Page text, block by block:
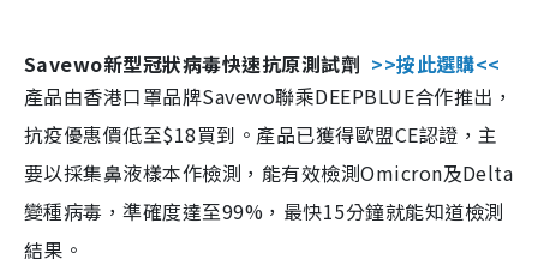
Savewo新型冠狀病毒快速抗原測試劑 >>按此選購<<
產品由香港口罩品牌Savewo聯乘DEEPBLUE合作推出，
抗疫優惠價低至$18買到。產品已獲得歐盟CE認證，主
要以採集鼻液樣本作檢測，能有效檢測Omicron及Delta
變種病毒，準確度達至99%，最快15分鐘就能知道檢測
結果。